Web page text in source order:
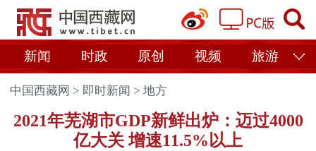
新闻 时政 原创 视频 旅游
中国西藏网 > 即时新闻 >地方
2021年芜湖市GDP新鲜出炉：迈过4000
亿大关 增速11.5%以上